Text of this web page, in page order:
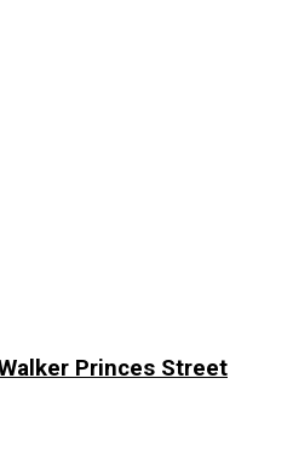
Princes Street